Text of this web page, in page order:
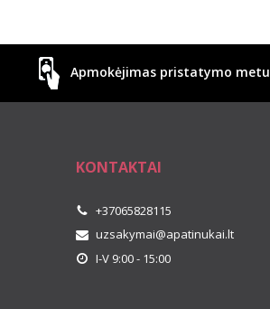
Apmokėjimas pristatymo metu
KONTAKTAI
+37065828115
uzsakymai@apatinukai.lt
I-V 9:00 - 15:00